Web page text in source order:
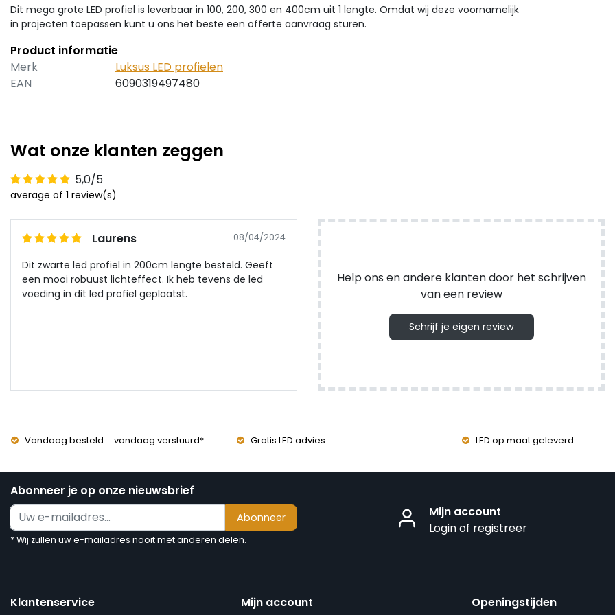
Dit mega grote LED profiel is leverbaar in 100, 200, 300 en 400cm uit 1 lengte. Omdat wij deze voornamelijk
in projecten toepassen kunt u ons het beste een offerte aanvraag sturen.
Product informatie
Merk
Luksus LED profielen
EAN
6090319497480
Wat onze klanten zeggen
5,0/5
average of 1 review(s)
Laurens 08/04/2024
Dit zwarte led profiel in 200cm lengte besteld. Geeft
een mooi robuust lichteffect. Ik heb tevens de led
voeding in dit led profiel geplaatst.
Help ons en andere klanten door het schrijven
van een review
Schrijf je eigen review
Vandaag besteld = vandaag verstuurd* Gratis LED advies LED op maat geleverd
Abonneer je op onze nieuwsbrief
Abonneer
* Wij zullen uw e-mailadres nooit met anderen delen.
Mijn account
Login of registreer
Klantenservice Mijn account Openingstijden